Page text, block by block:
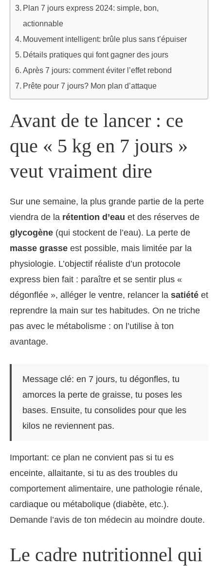
Plan 7 jours express 2024: simple, bon,
actionnable
Mouvement intelligent: brûle plus sans t’épuiser
Détails pratiques qui font gagner des jours
Après 7 jours: comment éviter l’effet rebond
Prête pour 7 jours? Mon plan d’attaque
Avant de te lancer : ce
que « 5 kg en 7 jours »
veut vraiment dire
Sur une semaine, la plus grande partie de la perte
viendra de la rétention d’eau et des réserves de
glycogène (qui stockent de l’eau). La perte de
masse grasse est possible, mais limitée par la
physiologie. L’objectif réaliste d’un protocole
express bien fait : paraître et se sentir plus «
dégonflée », alléger le ventre, relancer la satiété et
reprendre la main sur tes habitudes. On ne triche
pas avec le métabolisme : on l’utilise à ton
avantage.
Message clé: en 7 jours, tu dégonfles, tu
amorces la perte de graisse, tu poses les
bases. Ensuite, tu consolides pour que les
kilos ne reviennent pas.
Important: ce plan ne convient pas si tu es
enceinte, allaitante, si tu as des troubles du
comportement alimentaire, une pathologie rénale,
cardiaque ou métabolique (diabète, etc.).
Demande l’avis de ton médecin au moindre doute.
Le cadre nutritionnel qui